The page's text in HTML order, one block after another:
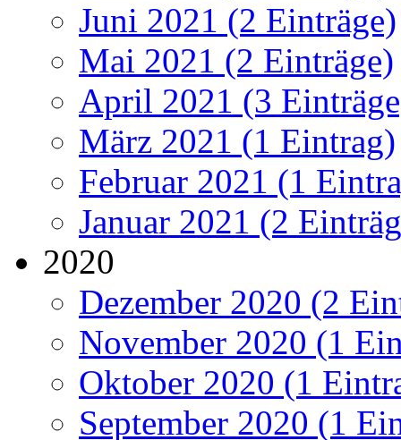
Juni 2021 (2 Einträge)
Mai 2021 (2 Einträge)
April 2021 (3
März 2021 (1 Eintrag)
Februar 2021 (1
Januar 2021 (2
2020
Dezember 2020 (2
November 2020 (1
Oktober 2020 (1
September 2020 (1